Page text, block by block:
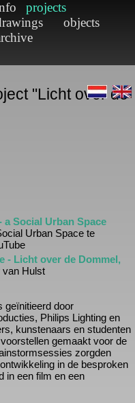
"Licht over
a Social Urban Space
Urban Space te
- Licht over de
geïnitieerd door
Philips Lighting en
kunstenaars en
voorstellen gemaakt voor
zorgden
ontwikkeling in de
in een film en een